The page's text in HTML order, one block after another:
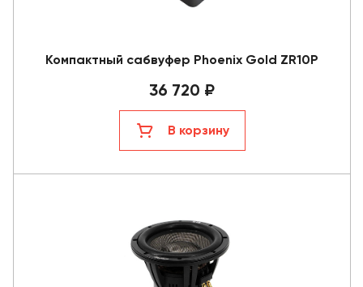
Компактный сабвуфер Phoenix Gold ZR10P
36 720 ₽
В корзину